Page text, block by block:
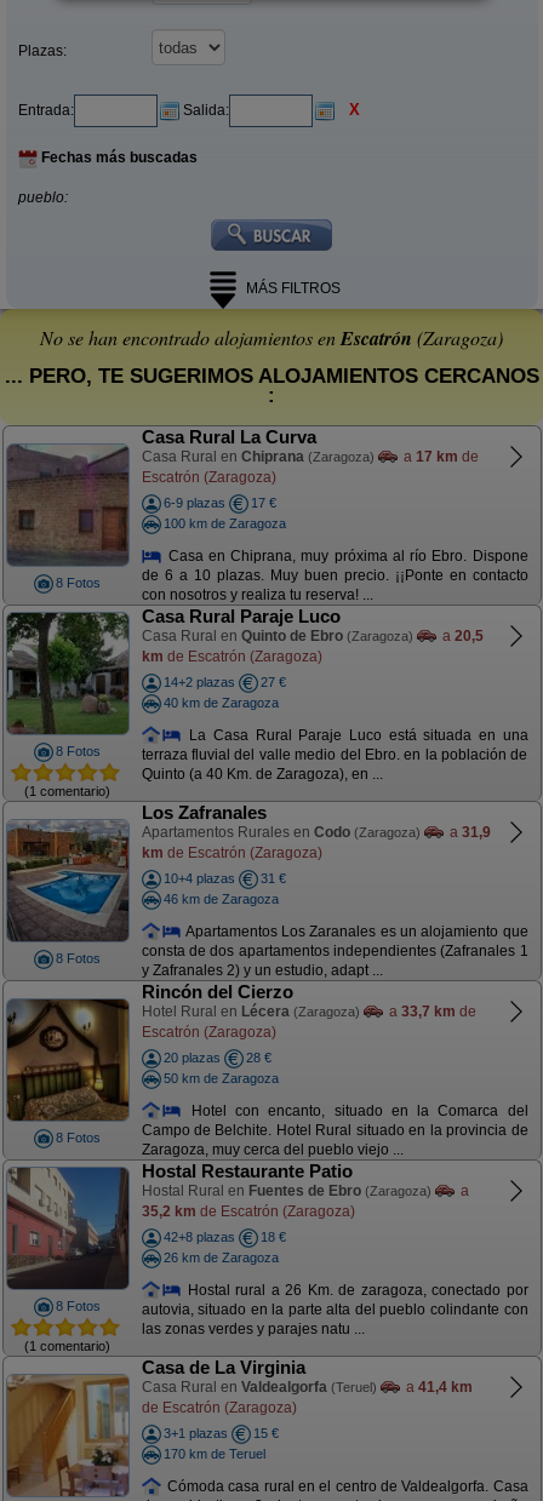
Plazas:
Entrada: Salida: X
Fechas más buscadas
pueblo:
MÁS FILTROS
No se han encontrado alojamientos enEscatrón (Zaragoza)
... PERO, TE SUGERIMOS ALOJAMIENTOS CERCANOS
:
8 Fotos
Casa Rural La Curva
Casa Rural en Chiprana (Zaragoza) a 17 km de
Escatrón (Zaragoza)
6-9 plazas
17 €
100 km de Zaragoza
Casa en Chiprana, muy próxima al río Ebro. Dispone
de 6 a 10 plazas. Muy buen precio. ¡¡Ponte en contacto
con nosotros y realiza tu reserva! ...
8 Fotos
(1 comentario)
Casa Rural Paraje Luco
Casa Rural en Quinto de Ebro (Zaragoza) a 20,5
km de Escatrón (Zaragoza)
14+2 plazas
27 €
40 km de Zaragoza
La Casa Rural Paraje Luco está situada en una
terraza fluvial del valle medio del Ebro. en la población de
Quinto (a 40 Km. de Zaragoza), en ...
8 Fotos
Los Zafranales
Apartamentos Rurales en Codo (Zaragoza) a 31,9
km de Escatrón (Zaragoza)
10+4 plazas
31 €
46 km de Zaragoza
Apartamentos Los Zaranales es un alojamiento que
consta de dos apartamentos independientes (Zafranales 1
y Zafranales 2) y un estudio, adapt ...
8 Fotos
Rincón del Cierzo
Hotel Rural en Lécera (Zaragoza) a 33,7 km de
Escatrón (Zaragoza)
20 plazas
28 €
50 km de Zaragoza
Hotel con encanto, situado en la Comarca del
Campo de Belchite. Hotel Rural situado en la provincia de
Zaragoza, muy cerca del pueblo viejo ...
8 Fotos
(1 comentario)
Hostal Restaurante Patio
Hostal Rural en Fuentes de Ebro (Zaragoza)
a
35,2 km de Escatrón (Zaragoza)
42+8 plazas
18 €
26 km de Zaragoza
Hostal rural a 26 Km. de zaragoza, conectado por
autovia, situado en la parte alta del pueblo colindante con
las zonas verdes y parajes natu ...
Casa de La Virginia
Casa Rural en Valdealgorfa (Teruel) a 41,4 km
de Escatrón (Zaragoza)
3+1 plazas
15 €
170 km de Teruel
Cómoda casa rural en el centro de Valdealgorfa. Casa